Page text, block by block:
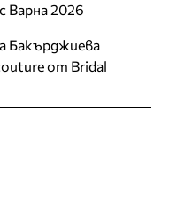
2026
Бакърджиева
от Bridal